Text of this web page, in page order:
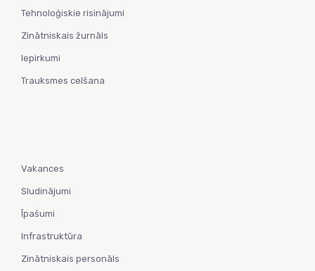
Tehnoloģiskie risinājumi
Zinātniskais žurnāls
Iepirkumi
Trauksmes celšana
Vakances
Sludinājumi
Īpašumi
Infrastruktūra
Zinātniskais personāls